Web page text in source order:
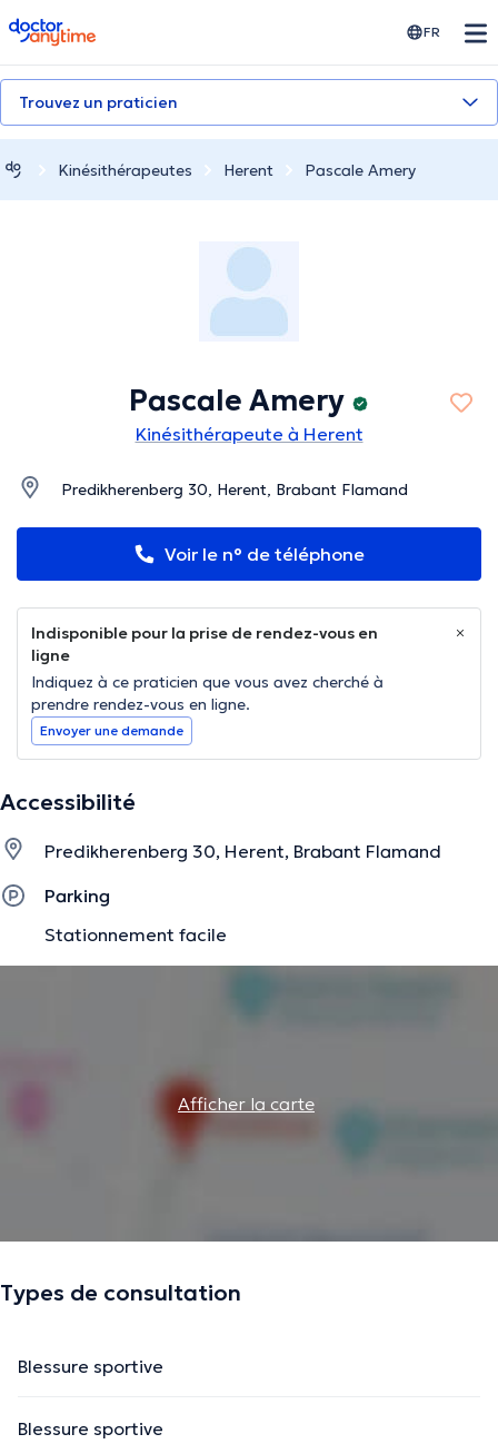
doctoranytime FR
Trouvez un praticien
Kinésithérapeutes Herent Pascale Amery
Pascale Amery
Kinésithérapeute à Herent
Predikherenberg 30, Herent, Brabant Flamand
Voir le n° de téléphone
Indisponible pour la prise de rendez-vous en
ligne
Indiquez à ce praticien que vous avez cherché à
prendre rendez-vous en ligne.
Envoyer une demande
Accessibilité
Predikherenberg 30, Herent, Brabant Flamand
Parking
Stationnement facile
Afficher la carte
Types de consultation
Blessure sportive
Blessure sportive